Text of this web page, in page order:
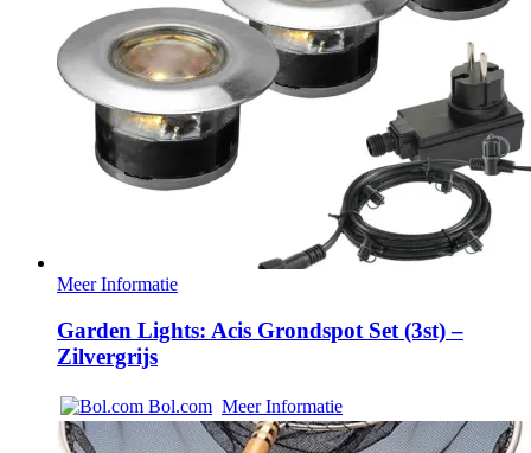
Meer Informatie
Garden Lights: Acis Grondspot Set (3st) –
Zilvergrijs
Bol.com Meer Informatie